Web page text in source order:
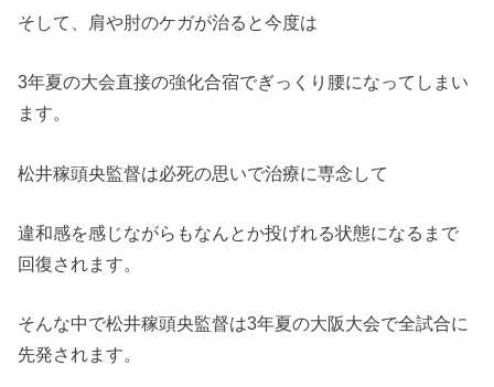
そして、肩や肘のケガが治ると今度は
3年夏の大会直接の強化合宿でぎっくり腰になってしまい
ます。
松井稼頭央監督は必死の思いで治療に専念して
違和感を感じながらもなんとか投げれる状態になるまで
回復されます。
そんな中で松井稼頭央監督は3年夏の大阪大会で全試合に
先発されます。